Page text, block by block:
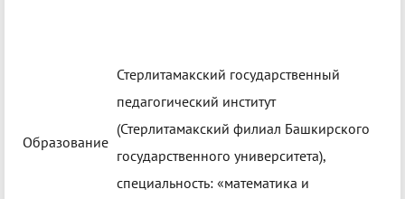
Образование
Стерлитамакский государственный
педагогический институт
(Стерлитамакский филиал Башкирского
государственного университета),
специальность: «математика и